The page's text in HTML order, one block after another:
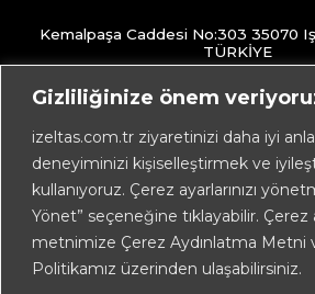
Gizliliğinize önem
izeltas.com.tr ziyaretinizi daha iyi
deneyiminizi kişiselleştirmek ve
kullanıyoruz. Çerez ayarlarınızı
Yönet” seçeneğine tıklayabilir. Çerez
metnimize Çerez Aydınlatma Metni
Politikamız üzerinden ulaşabilirsiniz.
Kemalpaşa Caddesi No:303 35070
TÜRKİYE
+90 232 472 13 75
+90 232 472 13 78
info@izeltas.com.tr
Copyright © 2026 İZELTAŞ